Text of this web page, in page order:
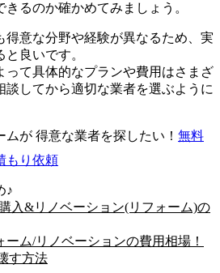
るのか確かめてみましょう。
得意な分野や経験が異なるため、実
良いです。
って具体的なプランや費用はさまざ
談してから適切な業者を選ぶように
が 得意な業者を探したい！ 無料
もり依頼
♪
入&リノベーション(リフォーム)の
ム/リノベーションの費用相場！
す方法